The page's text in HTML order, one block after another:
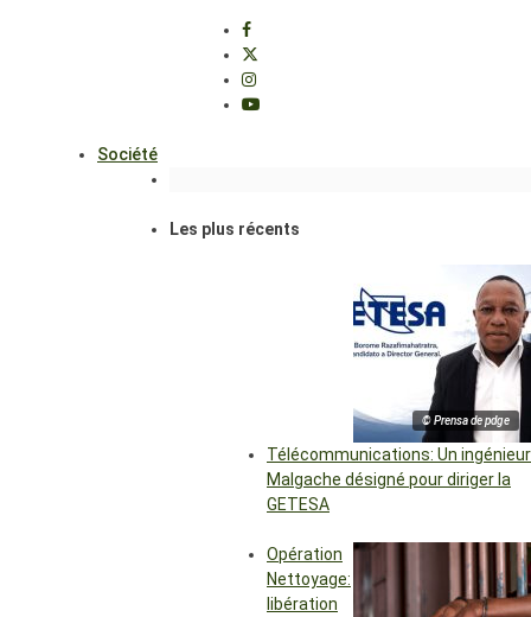
Société
Les plus récents
© Prensa de pdge
Télécommunications: Un ingénieur
Malgache désigné pour diriger la
GETESA
Opération
Nettoyage:
libération